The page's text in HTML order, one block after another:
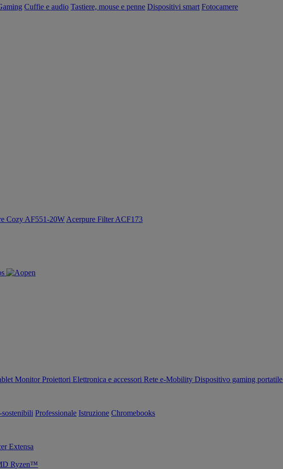
Cuffie e audio Tastiere, mouse e penne Dispositivi smart Fotocamere
Cozy AF551-20W Acerpure Filter ACF173
MonitorProiettori Elettronica e accessori Rete e-Mobility Dispositivo gaming portatile
Professionale Istruzione Chromebooks
Extensa
Ryzen™